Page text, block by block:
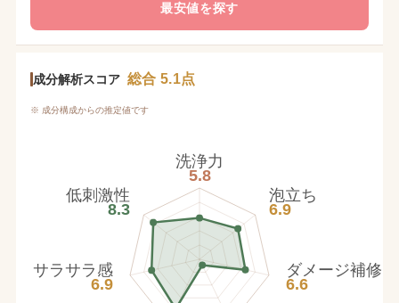
最安値を探す
成分解析スコア 総合 5.1点
※ 成分構成からの推定値です
洗浄力
5.8
泡立ち
6.9
ダメージ補修
6.6
サラサラ感
6.9
低刺激性
8.3